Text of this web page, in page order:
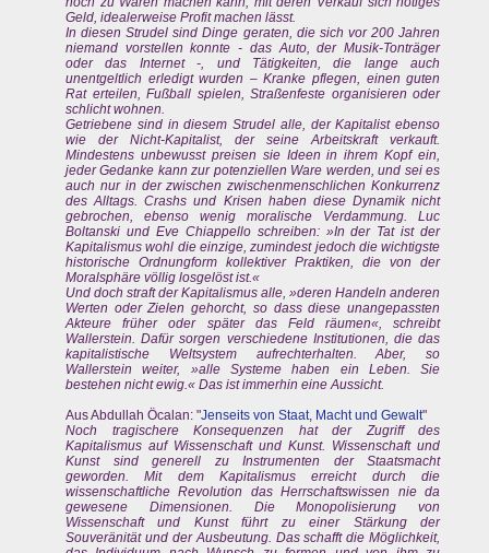
Geld, idealerweise Profit machen lässt.
In diesen Strudel sind Dinge geraten, die sich vor 200 Jahren
niemand vorstellen konnte - das Auto, der Musik-Tonträger
oder das Internet -, und Tätigkeiten, die lange auch
unentgeltlich erledigt wurden – Kranke pflegen, einen guten
Rat erteilen, Fußball spielen, Straßenfeste organisieren oder
schlicht wohnen.
Getriebene sind in diesem Strudel alle, der Kapitalist ebenso
wie der Nicht-Kapitalist, der seine Arbeitskraft verkauft.
Mindestens unbewusst preisen sie Ideen in ihrem Kopf ein,
jeder Gedanke kann zur potenziellen Ware werden, und sei es
auch nur in der zwischen zwischenmenschlichen Konkurrenz
des Alltags. Crashs und Krisen haben diese Dynamik nicht
gebrochen, ebenso wenig moralische Verdammung. Luc
Boltanski und Eve Chiappello schreiben: »In der Tat ist der
Kapitalismus wohl die einzige, zumindest jedoch die wichtigste
historische Ordnungform kollektiver Praktiken, die von der
Moralsphäre völlig losgelöst ist.«
Und doch straft der Kapitalismus alle, »deren Handeln anderen
Werten oder Zielen gehorcht, so dass diese unangepassten
Akteure früher oder später das Feld räumen«, schreibt
Wallerstein. Dafür sorgen verschiedene Institutionen, die das
kapitalistische Weltsystem aufrechterhalten. Aber, so
Wallerstein weiter, »alle Systeme haben ein Leben. Sie
bestehen nicht ewig.« Das ist immerhin eine Aussicht.
Aus Abdullah Öcalan: "Jenseits von Staat, Macht und Gewalt"
Noch tragischere Konsequenzen hat der Zugriff des
Kapitalismus auf Wissenschaft und Kunst. Wissenschaft und
Kunst sind generell zu Instrumenten der Staatsmacht
geworden. Mit dem Kapitalismus erreicht durch die
wissenschaftliche Revolution das Herrschaftswissen nie da
gewesene Dimensionen. Die Monopolisierung von
Wissenschaft und Kunst führt zu einer Stärkung der
Souveränität und der Ausbeutung. Das schafft die Möglichkeit,